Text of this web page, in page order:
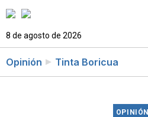
8 de agosto de 2026
Opinión Tinta Boricua
OPINIÓN